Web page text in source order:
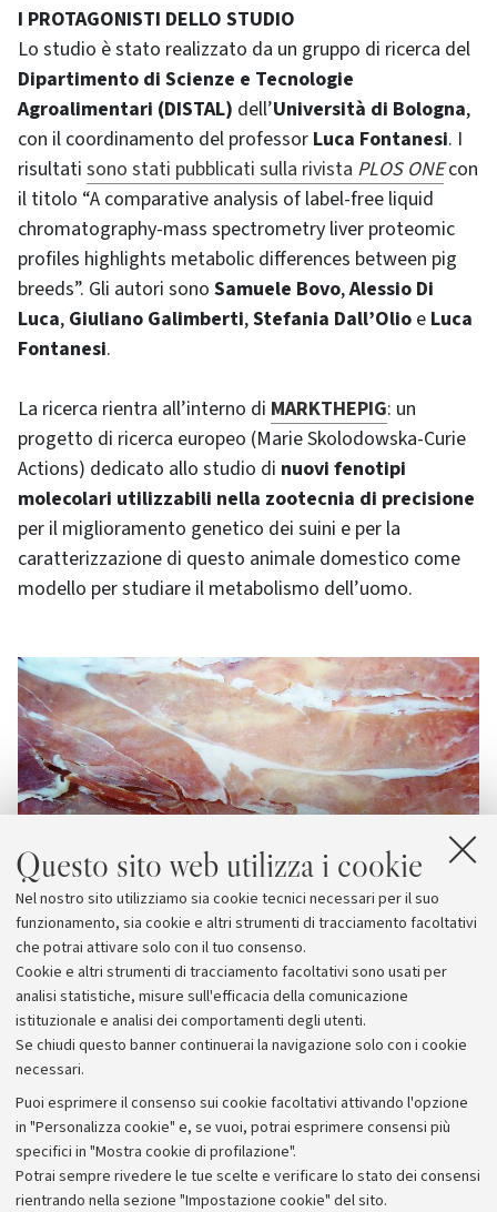
Questo sito web utilizza i cookie
Nel nostro sito utilizziamo sia cookie tecnici necessari per il suo
funzionamento, sia cookie e altri strumenti di tracciamento facoltativi
che potrai attivare solo con il tuo consenso.
Cookie e altri strumenti di tracciamento facoltativi sono usati per
analisi statistiche, misure sull'efficacia della comunicazione
istituzionale e analisi dei comportamenti degli utenti.
Se chiudi questo banner continuerai la navigazione solo con i cookie
necessari.
Puoi esprimere il consenso sui cookie facoltativi attivando l'opzione
in "Personalizza cookie" e, se vuoi, potrai esprimere consensi più
specifici in "Mostra cookie di profilazione".
Potrai sempre rivedere le tue scelte e verificare lo stato dei consensi
rientrando nella sezione "Impostazione cookie" del sito.
I PROTAGONISTI DELLO STUDIO
Lo studio è stato realizzato da un gruppo di ricerca del
Dipartimento di Scienze e Tecnologie
Agroalimentari (DISTAL) dell’Università di Bologna,
con il coordinamento del professor Luca Fontanesi. I
risultati sono stati pubblicati sulla rivista PLOS ONEcon
il titolo “A comparative analysis of label-free liquid
chromatography-mass spectrometry liver proteomic
profiles highlights metabolic differences between pig
breeds”. Gli autori sono Samuele Bovo,Alessio Di
Luca, Giuliano Galimberti,Stefania Dall’Olio e Luca
Fontanesi.
La ricerca rientra all’interno di MARKTHEPIG: un
progetto di ricerca europeo (Marie Skolodowska-Curie
Actions) dedicato allo studio di nuovi fenotipi
molecolari utilizzabili nella zootecnia di precisione
per il miglioramento genetico dei suini e per la
caratterizzazione di questo animale domestico come
modello per studiare il metabolismo dell’uomo.
Archivio
Comunicati stampa
Redazione